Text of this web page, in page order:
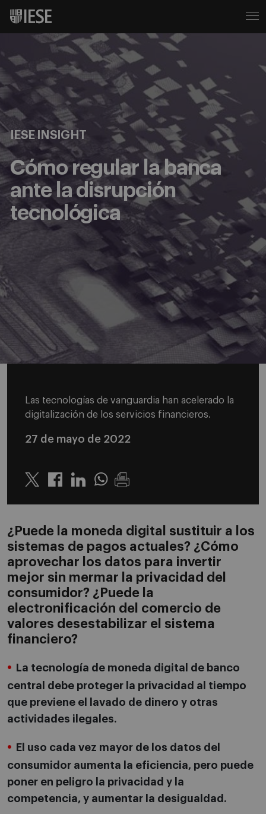
IESE INSIGHT
Cómo regular la banca
ante la disrupción
tecnológica
Las tecnologías de vanguardia han acelerado la
digitalización de los servicios financieros.
27 de mayo de 2022
Twitter LinkedinWhatsapp
¿Puede la moneda digital sustituir a los
sistemas de pagos actuales? ¿Cómo
aprovechar los datos para invertir
mejor sin mermar la privacidad del
consumidor? ¿Puede la
electronificación del comercio de
valores desestabilizar el sistema
financiero?
La tecnología de moneda digital de banco
central debe proteger la privacidad al tiempo
que previene el lavado de dinero y otras
actividades ilegales.
El uso cada vez mayor de los datos del
consumidor aumenta la eficiencia, pero puede
poner en peligro la privacidad y la
competencia, y aumentar la desigualdad.